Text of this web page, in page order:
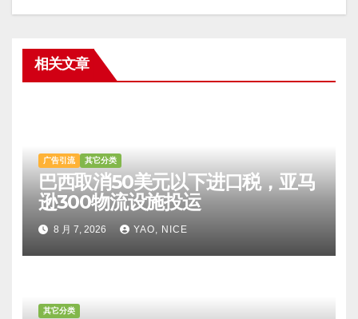
相关文章
广告引流 其它分类
巴西取消50美元以下进口税，亚马
逊300物流设施投运
8 月 7, 2026 YAO, NICE
其它分类